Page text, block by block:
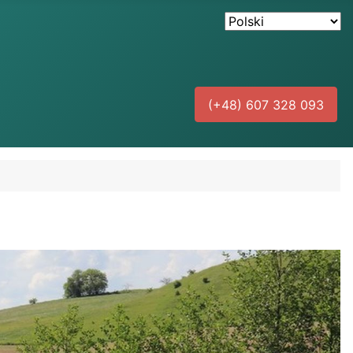
(+48) 607 328 093